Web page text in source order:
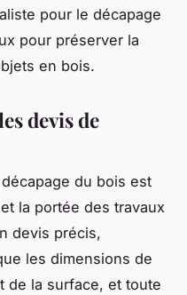
pour le décapage
pour préserver la
en bois.
devis de
du bois est
la portée des travaux
devis précis,
les dimensions de
de la surface, et toute